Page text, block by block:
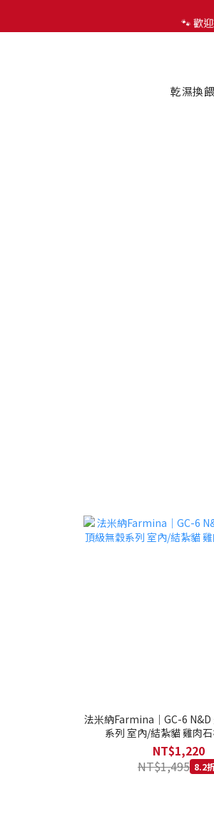
🐾 歡
🐾 歡
乾濕換
法米納Farmina｜GC-6 N&D
系列 室內/結紮貓 雞肉
NT$1,220
NT$1,495 8.2